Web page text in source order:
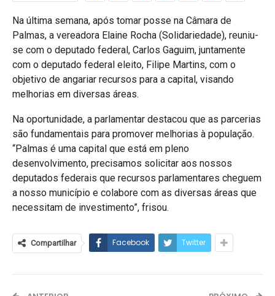
Na última semana, após tomar posse na Câmara de
Palmas, a vereadora Elaine Rocha (Solidariedade), reuniu-
se com o deputado federal, Carlos Gaguim, juntamente
com o deputado federal eleito, Filipe Martins, com o
objetivo de angariar recursos para a capital, visando
melhorias em diversas áreas.
Na oportunidade, a parlamentar destacou que as parcerias
são fundamentais para promover melhorias à população.
“Palmas é uma capital que está em pleno
desenvolvimento, precisamos solicitar aos nossos
deputados federais que recursos parlamentares cheguem
a nosso município e colabore com as diversas áreas que
necessitam de investimento”, frisou.
Compartilhar Facebook Twitter